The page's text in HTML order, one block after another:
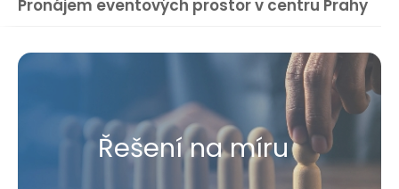
Pronájem eventových prostor v centru Prahy
Řešení na míru